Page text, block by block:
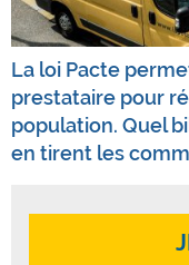
La loi Pacte
prestataire pour
population. Quel
en tirent les